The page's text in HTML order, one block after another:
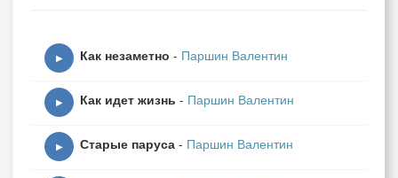
я был и скрипкой и трубою...
но был я рядом иногда.
▶ Как незаметно - Паршин Валентин
▶ Как идет жизнь - Паршин Валентин
▶ Старые паруса - Паршин Валентин